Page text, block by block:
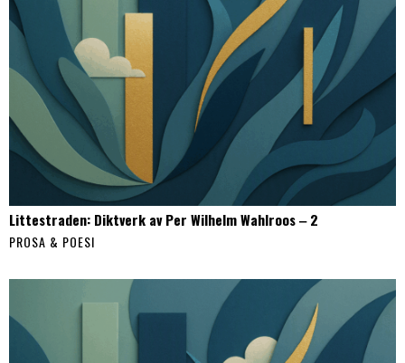
Littestraden: Diktverk av Per Wilhelm Wahlroos ‒ 2
PROSA & POESI